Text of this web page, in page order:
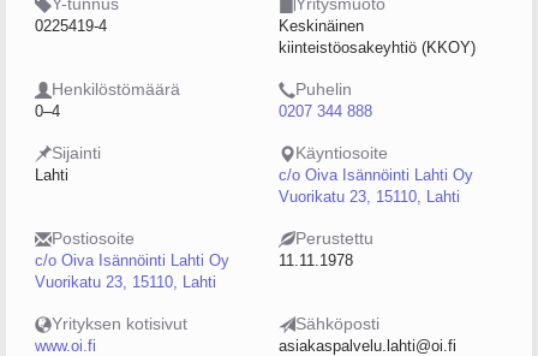
0225419-4
Keskinäinen
kiinteistöosakeyhtiö (KKOY)
Henkilöstömäärä
0–4
Puhelin
0207 344 888
Sijainti
Lahti
Käyntiosoite
c/o Oiva Isännöinti Lahti Oy
Vuorikatu 23, 15110, Lahti
Postiosoite
c/o Oiva Isännöinti Lahti Oy
Vuorikatu 23, 15110, Lahti
Perustettu
11.11.1978
Yrityksen kotisivut
www.oi.fi
Sähköposti
asiakaspalvelu.lahti@oi.fi